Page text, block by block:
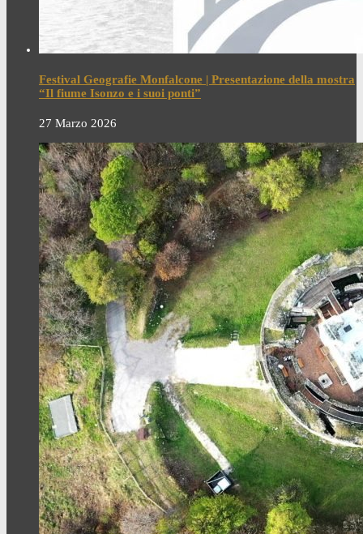
Festival Geografie Monfalcone | Presentazione della mostra
“Il fiume Isonzo e i suoi ponti”
27 Marzo 2026